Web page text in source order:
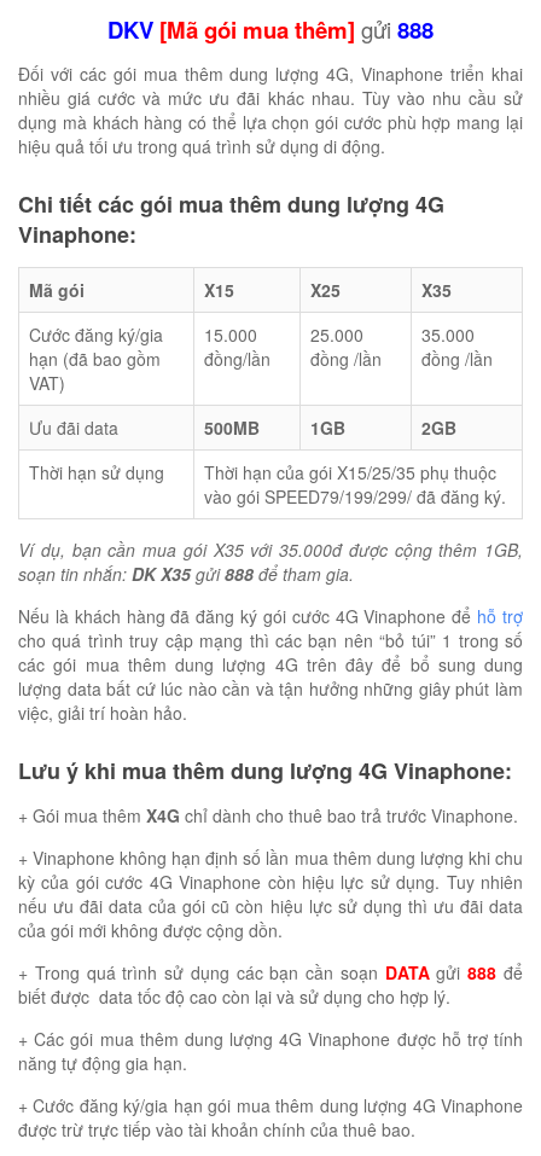
DKV [Mã gói mua thêm] gửi 888
Đối với các gói mua thêm dung lượng 4G, Vinaphone triển khai
nhiều giá cước và mức ưu đãi khác nhau. Tùy vào nhu cầu sử
dụng mà khách hàng có thể lựa chọn gói cước phù hợp mang lại
hiệu quả tối ưu trong quá trình sử dụng di động.
Chi tiết các gói mua thêm dung lượng 4G
Vinaphone:
Mã gói X15 X25
X35
Cước đăng ký/gia
hạn (đã bao gồm
VAT)
15.000
đồng/lần
25.000
đồng /lần
35.000
đồng /lần
Ưu đãi data 500MB 1GB
2GB
Thời hạn sử dụng
Thời hạn của gói X15/25/35 phụ thuộc
vào gói SPEED79/199/299/ đã đăng ký.
Ví dụ, bạn cần mua gói X35 với 35.000đ được cộng thêm 1GB,
soạn tin nhắn: DK X35gửi888 để tham gia.
Nếu là khách hàng đã đăng ký gói cước 4G Vinaphone để hỗ trợ
cho quá trình truy cập mạng thì các bạn nên “bỏ túi” 1 trong số
các gói mua thêm dung lượng 4G trên đây để bổ sung dung
lượng data bất cứ lúc nào cần và tận hưởng những giây phút làm
việc, giải trí hoàn hảo.
Lưu ý khi mua thêm dung lượng 4G Vinaphone:
+ Gói mua thêm X4G chỉ dành cho thuê bao trả trước Vinaphone.
+ Vinaphone không hạn định số lần mua thêm dung lượng khi chu
kỳ của gói cước 4G Vinaphone còn hiệu lực sử dụng. Tuy nhiên
nếu ưu đãi data của gói cũ còn hiệu lực sử dụng thì ưu đãi data
của gói mới không được cộng dồn.
+ Trong quá trình sử dụng các bạn cần soạn DATAgửi888 để
biết được data tốc độ cao còn lại và sử dụng cho hợp lý.
+ Các gói mua thêm dung lượng 4G Vinaphone được hỗ trợ tính
năng tự động gia hạn.
+ Cước đăng ký/gia hạn gói mua thêm dung lượng 4G Vinaphone
được trừ trực tiếp vào tài khoản chính của thuê bao.